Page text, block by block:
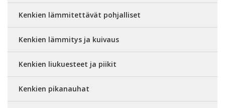
Kenkien lämmitettävät pohjalliset
Kenkien lämmitys ja kuivaus
Kenkien liukuesteet ja piikit
Kenkien pikanauhat